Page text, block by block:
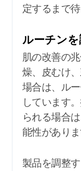
定するまで待
ルーチン
肌の改善の
燥、皮むけ
場合は、ル
しています
られる場合
能性がありま
製品を調整